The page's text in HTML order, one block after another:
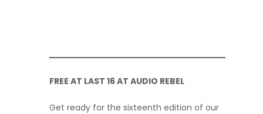
FREE AT LAST 16 AT AUDIO REBEL
Get ready for the sixteenth edition of our